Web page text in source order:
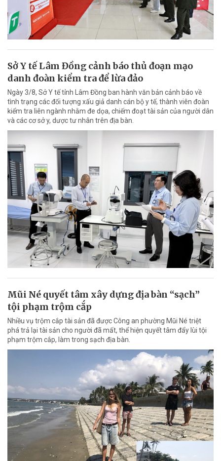
Sở Y tế Lâm Đồng cảnh báo thủ đoạn mạo
danh đoàn kiểm tra để lừa đảo
Ngày 3/8, Sở Y tế tỉnh Lâm Đồng ban hành văn bản cảnh báo về
tình trạng các đối tượng xấu giả danh cán bộ y tế, thành viên đoàn
kiểm tra liên ngành nhằm đe dọa, chiếm đoạt tài sản của người dân
và các cơ sở y, dược tư nhân trên địa bàn.
Mũi Né quyết tâm xây dựng địa bàn “sạch”
tội phạm trộm cắp
Nhiều vụ trộm cắp tài sản đã được Công an phường Mũi Né triệt
phá trả lại tài sản cho người đã mất, thể hiện quyết tâm đẩy lùi tội
phạm trộm cắp, làm trong sạch địa bàn.